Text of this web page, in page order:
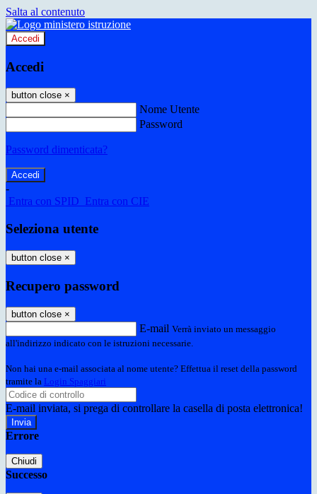
Salta al contenuto
Accedi
Accedi
button close ×
Nome Utente
Password
Password dimenticata?
-
Entra con SPID Entra con CIE
Seleziona utente
button close ×
Recupero password
button close ×
E-mail Verrà inviato un messaggio
all'indirizzo indicato con le istruzioni necessarie.
Non hai una e-mail associata al nome utente? Effettua il reset della password
tramite la Login Spaggiari
E-mail inviata, si prega di controllare la casella di posta elettronica!
Errore
Chiudi
Successo